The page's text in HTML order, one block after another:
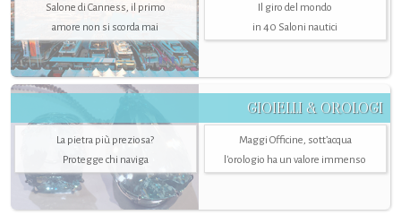
Salone di Canness, il primo
amore non si scorda mai
Il giro del mondo
in 40 Saloni nautici
GIOIELLI & OROLOGI
La pietra più preziosa?
Protegge chi naviga
Maggi Officine, sott’acqua
l'orologio ha un valore immenso